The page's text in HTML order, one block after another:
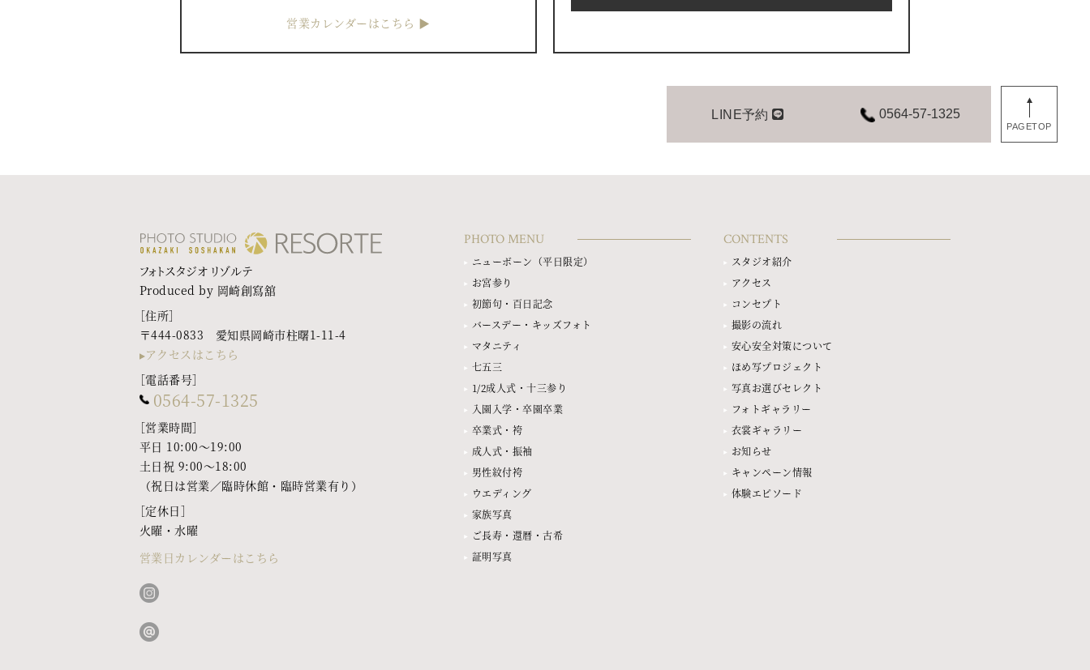
営業カレンダーはこちら ▶︎
LINE予約 0564-57-1325
PAGETOP
フォトスタジオ リゾルテ
Produced by 岡崎創寫舘
［住所］
〒444-0833 愛知県岡崎市柱曙1-11-4
アクセスはこちら
［電話番号］
0564-57-1325
［営業時間］
平日 10:00〜19:00
土日祝 9:00〜18:00
（祝日は営業／臨時休館・臨時営業有り）
［定休日］
火曜・水曜
営業日カレンダーはこちら
PHOTO MENU
ニューボーン（平日限定）
お宮参り
初節句・百日記念
バースデー・キッズフォト
マタニティ
七五三
1/2成人式・十三参り
入園入学・卒園卒業
卒業式・袴
成人式・振袖
男性紋付袴
ウエディング
家族写真
ご長寿・還暦・古希
証明写真
CONTENTS
スタジオ紹介
アクセス
コンセプト
撮影の流れ
安心安全対策について
ほめ写プロジェクト
写真お選びセレクト
フォトギャラリー
衣裳ギャラリー
お知らせ
キャンペーン情報
体験エピソード